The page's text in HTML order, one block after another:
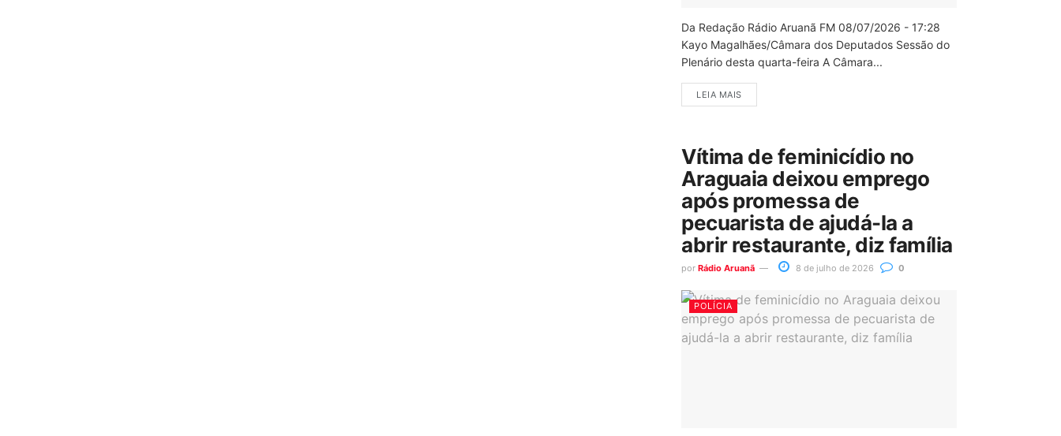
Da Redação Rádio Aruanã FM 08/07/2026 - 17:28
Kayo Magalhães/Câmara dos Deputados Sessão do
Plenário desta quarta-feira A Câmara...
LEIA MAIS
Vítima de feminicídio no
Araguaia deixou emprego
após promessa de
pecuarista de ajudá-la a
abrir restaurante, diz família
por Rádio Aruanã 8 de julho de 2026 0
POLÍCIA